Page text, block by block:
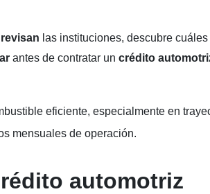
las instituciones, descubre
antes de contratar un crédito
eficiente, especialmente en
mensuales de operación.
automotriz